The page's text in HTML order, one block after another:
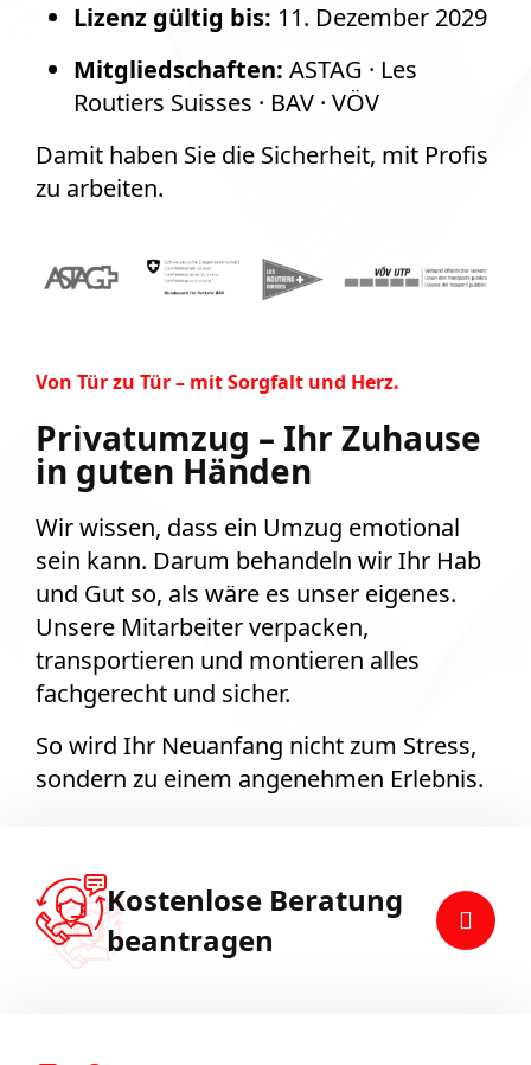
Lizenz gültig bis: 11. Dezember 2029
Mitgliedschaften: ASTAG · Les
Routiers Suisses · BAV · VÖV
Damit haben Sie die Sicherheit, mit Profis
zu arbeiten.
Von Tür zu Tür – mit Sorgfalt und Herz.
Privatumzug – Ihr Zuhause
in guten Händen
Wir wissen, dass ein Umzug emotional
sein kann. Darum behandeln wir Ihr Hab
und Gut so, als wäre es unser eigenes.
Unsere Mitarbeiter verpacken,
transportieren und montieren alles
fachgerecht und sicher.
So wird Ihr Neuanfang nicht zum Stress,
sondern zu einem angenehmen Erlebnis.
Kostenlose Beratung
beantragen